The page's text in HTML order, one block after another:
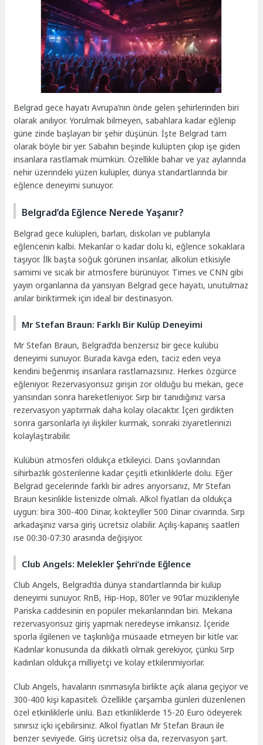
Belgrad gece hayatı Avrupa’nın önde gelen şehirlerinden biri
olarak anılıyor. Yorulmak bilmeyen, sabahlara kadar eğlenip
güne zinde başlayan bir şehir düşünün. İşte Belgrad tam
olarak böyle bir yer. Sabahın beşinde kulüpten çıkıp işe giden
insanlara rastlamak mümkün. Özellikle bahar ve yaz aylarında
nehir üzerindeki yüzen kulüpler, dünya standartlarında bir
eğlence deneyimi sunuyor.
Belgrad’da Eğlence Nerede Yaşanır?
Belgrad gece kulüpleri, barları, diskoları ve publarıyla
eğlencenin kalbi. Mekanlar o kadar dolu ki, eğlence sokaklara
taşıyor. İlk başta soğuk görünen insanlar, alkolün etkisiyle
samimi ve sıcak bir atmosfere bürünüyor. Times ve CNN gibi
yayın organlarına da yansıyan Belgrad gece hayatı, unutulmaz
anılar biriktirmek için ideal bir destinasyon.
Mr Stefan Braun: Farklı Bir Kulüp Deneyimi
Mr Stefan Braun, Belgrad’da benzersiz bir gece kulübü
deneyimi sunuyor. Burada kavga eden, taciz eden veya
kendini beğenmiş insanlara rastlamazsınız. Herkes özgürce
eğleniyor. Rezervasyonsuz girişin zor olduğu bu mekan, gece
yarısından sonra hareketleniyor. Sırp bir tanıdığınız varsa
rezervasyon yaptırmak daha kolay olacaktır. İçeri girdikten
sonra garsonlarla iyi ilişkiler kurmak, sonraki ziyaretlerinizi
kolaylaştırabilir.
Kulübün atmosferi oldukça etkileyici. Dans şovlarından
sihirbazlık gösterilerine kadar çeşitli etkinliklerle dolu. Eğer
Belgrad gecelerinde farklı bir adres arıyorsanız, Mr Stefan
Braun kesinlikle listenizde olmalı. Alkol fiyatları da oldukça
uygun: bira 300-400 Dinar, kokteyller 500 Dinar civarında. Sırp
arkadaşınız varsa giriş ücretsiz olabilir. Açılış-kapanış saatleri
ise 00:30-07:30 arasında değişiyor.
Club Angels: Melekler Şehri’nde Eğlence
Club Angels, Belgrad’da dünya standartlarında bir kulüp
deneyimi sunuyor. RnB, Hip-Hop, 80’ler ve 90’lar müzikleriyle
Pariska caddesinin en popüler mekanlarından biri. Mekana
rezervasyonsuz giriş yapmak neredeyse imkansız. İçeride
sporla ilgilenen ve taşkınlığa müsaade etmeyen bir kitle var.
Kadınlar konusunda da dikkatli olmak gerekiyor, çünkü Sırp
kadınları oldukça milliyetçi ve kolay etkilenmiyorlar.
Club Angels, havaların ısınmasıyla birlikte açık alana geçiyor ve
300-400 kişi kapasiteli. Özellikle çarşamba günleri düzenlenen
özel etkinliklerle ünlü. Bazı etkinliklerde 15-20 Euro ödeyerek
sınırsız içki içebilirsiniz. Alkol fiyatları Mr Stefan Braun ile
benzer seviyede. Giriş ücretsiz olsa da, rezervasyon şart.